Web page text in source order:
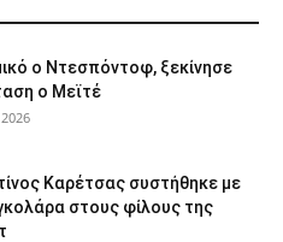
ο Ντεσπόντοφ, ξεκίνησε
ο Μεϊτέ
Καρέτσας συστήθηκε με
στους φίλους της